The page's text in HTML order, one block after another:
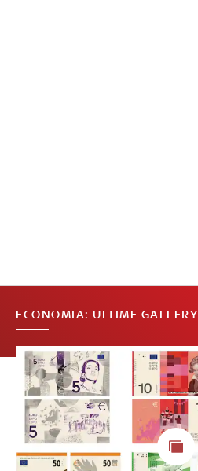
ECONOMIA: ULTIME GALLERY